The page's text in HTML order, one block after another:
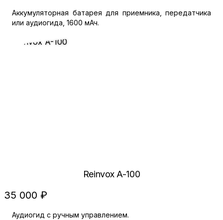
Аккумуляторная батарея для приемника, передатчика
или аудиогида, 1600 мАч.
Reinvox A-100
35 000 ₽
Аудиогид с ручным управлением.